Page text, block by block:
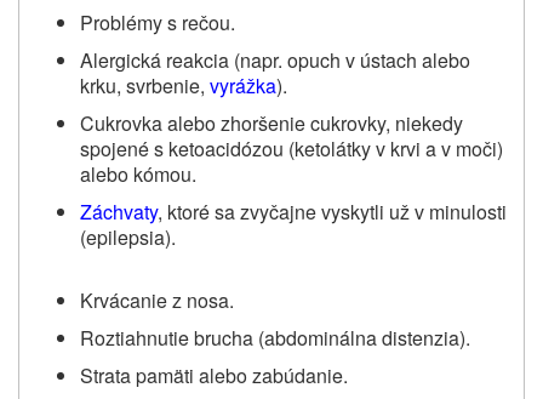
Problémy s rečou.
Alergická reakcia (napr. opuch v ústach alebo
krku, svrbenie, vyrážka).
Cukrovka alebo zhoršenie cukrovky, niekedy
spojené s ketoacidózou (ketolátky v krvi a v moči)
alebo kómou.
Záchvaty, ktoré sa zvyčajne vyskytli už v minulosti
(epilepsia).
Krvácanie z nosa.
Roztiahnutie brucha (abdominálna distenzia).
Strata pamäti alebo zabúdanie.